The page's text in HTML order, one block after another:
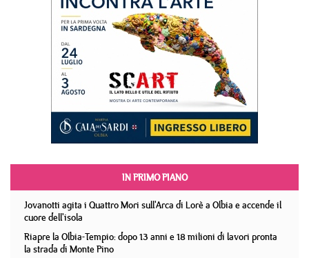
IN PRIMO PIANO
Jovanotti agita i Quattro Mori sull'Arca di Lorè a Olbia e accende il
cuore dell'isola
Riapre la Olbia-Tempio: dopo 13 anni e 18 milioni di lavori pronta
la strada di Monte Pino